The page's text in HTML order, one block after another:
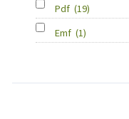
Pdf (19)
Emf (1)